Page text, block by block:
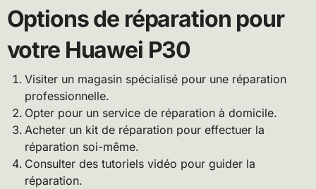
Options de réparation pour
votre Huawei P30
Visiter un magasin spécialisé pour une réparation
professionnelle.
Opter pour un service de réparation à domicile.
Acheter un kit de réparation pour effectuer la
réparation soi-même.
Consulter des tutoriels vidéo pour guider la
réparation.